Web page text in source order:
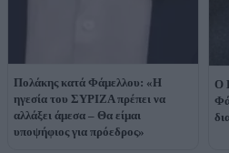
Πολάκης κατά Φάμελλου: «Η
ηγεσία του ΣΥΡΙΖΑ πρέπει να
αλλάξει άμεσα – Θα είμαι
υποψήφιος για πρόεδρος»
Ο